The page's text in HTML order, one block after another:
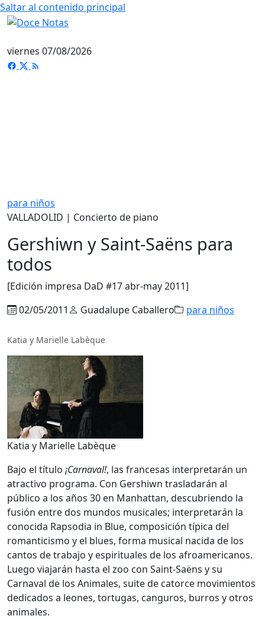
Saltar al contenido principal
viernes 07/08/2026
para niños
VALLADOLID | Concierto de piano
Gershiwn y Saint-Saëns para
todos
[Edición impresa DaD #17 abr-may 2011]
02/05/2011
Guadalupe Caballero para niños
Katia y Marielle Labèque
Katia y Marielle Labèque
Bajo el título ¡Carnaval!, las francesas interpretarán un
atractivo programa. Con Gershiwn trasladarán al
público a los años 30 en Manhattan, descubriendo la
fusión entre dos mundos musicales; interpretarán la
conocida Rapsodia in Blue, composición típica del
romanticismo y el blues, forma musical nacida de los
cantos de trabajo y espirituales de los afroamericanos.
Luego viajarán hasta el zoo con Saint-Saëns y su
Carnaval de los Animales, suite de catorce movimientos
dedicados a leones, tortugas, canguros, burros y otros
animales.